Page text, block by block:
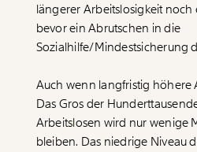
Veränderung
beginnt mit
längerer Arbeitslosigkeit
bevor ein Abrutschen in die
Sozialhilfe/Mindestsicherung
Auch wenn langfristig höhere
Das Gros der
Arbeitslosen wird nur wenige
bleiben. Das niedrige Niveau